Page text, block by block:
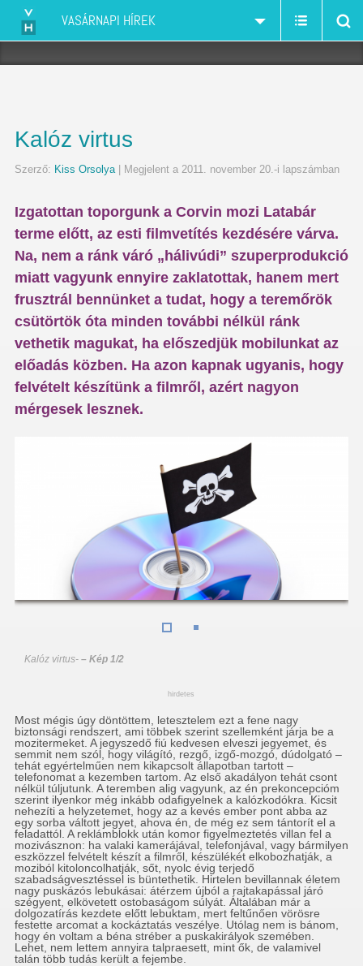
VASÁRNAPI HÍREK
Kalóz virtus
Szerző: Kiss Orsolya| Megjelent a 2011. november 20.-i lapszámban
Izgatottan toporgunk a Corvin mozi Latabár
terme előtt, az esti filmvetítés kezdésére várva.
Na, nem a ránk váró „hálivúdi” szuperprodukció
miatt vagyunk ennyire zaklatottak, hanem mert
frusztrál bennünket a tudat, hogy a teremőrök
csütörtök óta minden további nélkül ránk
vethetik magukat, ha előszedjük mobilunkat az
előadás közben. Ha azon kapnak ugyanis, hogy
felvételt készítünk a filmről, azért nagyon
mérgesek lesznek.
Kalóz virtus-– Kép 1/2
hirdetes
Most mégis úgy döntöttem, letesztelem ezt a fene nagy
biztonsági rendszert, ami többek szerint szellemként járja be a
mozitermeket. A jegyszedő fiú kedvesen elveszi jegyemet, és
semmit nem szól, hogy világító, rezgő, izgő-mozgó, dúdolgató –
tehát egyértelműen nem kikapcsolt állapotban tartott –
telefonomat a kezemben tartom. Az első akadályon tehát csont
nélkül túljutunk. A teremben alig vagyunk, az én prekoncepcióm
szerint ilyenkor még inkább odafigyelnek a kalózkodókra. Kicsit
nehezíti a helyzetemet, hogy az a kevés ember pont abba az
egy sorba váltott jegyet, ahova én, de még ez sem tántorít el a
feladattól. A reklámblokk után komor figyelmeztetés villan fel a
mozivásznon: ha valaki kamerájával, telefonjával, vagy bármilyen
eszközzel felvételt készít a filmről, készülékét elkobozhatják, a
moziból kitoloncolhatják, sőt, nyolc évig terjedő
szabadságvesztéssel is büntethetik. Hirtelen bevillannak életem
nagy puskázós lebukásai: átérzem újból a rajtakapással járó
szégyent, elkövetett ostobaságom súlyát. Általában már a
dolgozatírás kezdete előtt lebuktam, mert feltűnően vörösre
festette arcomat a kockáztatás veszélye. Utólag nem is bánom,
hogy én voltam a béna stréber a puskakirályok szemében.
Lehet, nem lettem annyira talpraesett, mint ők, de valamivel
talán több tudás került a fejembe.